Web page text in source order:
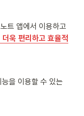
트 앱에서 이용하고
욱 편리하고 효율적
을 이용할 수 있는